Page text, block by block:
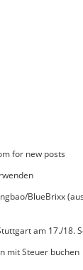
for new posts
BlueBrixx
am 17./18.
mit Steuer buchen